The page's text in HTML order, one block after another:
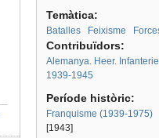
Temàtica:
Batalles Feixisme
Contribuïdors:
Alemanya. Heer.
1939-1945
Període històric:
Franquisme (1939-1975)
[1943]